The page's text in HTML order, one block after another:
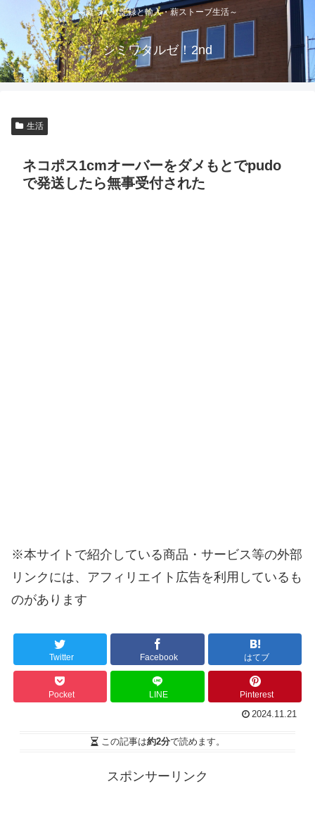
～庭づくり記録と輸入・薪ストーブ生活～
シミワタルゼ！2nd
生活
ネコポス1cmオーバーをダメもとでpudo
で発送したら無事受付された
※本サイトで紹介している商品・サービス等の外部
リンクには、アフィリエイト広告を利用しているも
のがあります
Twitter Facebook はてブ
Pocket LINE Pinterest
2024.11.21
この記事は約2分で読めます。
スポンサーリンク